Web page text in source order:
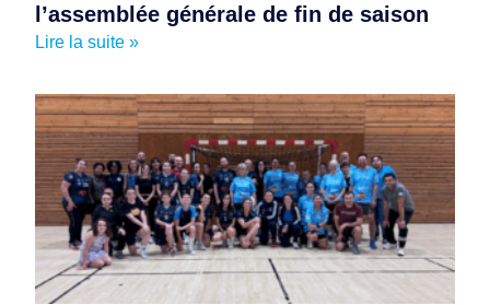
l’assemblée générale de fin de saison
Lire la suite »